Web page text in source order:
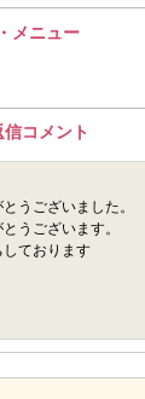
メニュー
コメント
うございました。
うございます。
しております